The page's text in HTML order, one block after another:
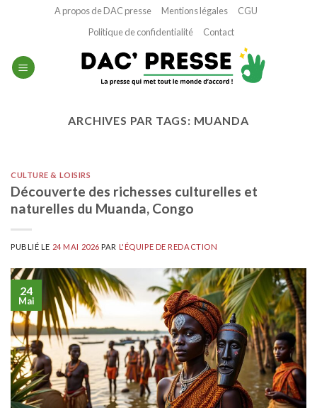
A propos de DAC presse Mentions légales
CGU
Politique de confidentialité
Contact
ARCHIVES PAR TAGS: MUANDA
CULTURE & LOISIRS
Découverte des richesses culturelles et
naturelles du Muanda, Congo
PUBLIÉ LE 24 MAI 2026 PAR L'ÉQUIPE DE REDACTION
24
Mai